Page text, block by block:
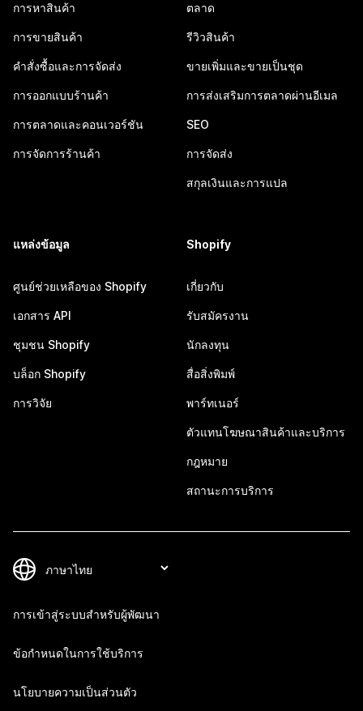
การหาสินค้า
การขายสินค้า
คำสั่งซื้อและการจัดส่ง
การออกแบบร้านค้า
การตลาดและคอนเวอร์ชัน
การจัดการร้านค้า
ตลาด
รีวิวสินค้า
ขายเพิ่มและขายเป็นชุด
การส่งเสริมการตลาดผ่านอีเมล
SEO
การจัดส่ง
สกุลเงินและการแปล
แหล่งข้อมูล
ศูนย์ช่วยเหลือของ Shopify
เอกสาร API
ชุมชน Shopify
บล็อก Shopify
การวิจัย
Shopify
เกี่ยวกับ
รับสมัครงาน
นักลงทุน
สื่อสิ่งพิมพ์
พาร์ทเนอร์
ตัวแทนโฆษณาสินค้าและบริการ
กฎหมาย
สถานะการบริการ
การเข้าสู่ระบบสำหรับผู้พัฒนา
ข้อกำหนดในการใช้บริการ
นโยบายความเป็นส่วนตัว